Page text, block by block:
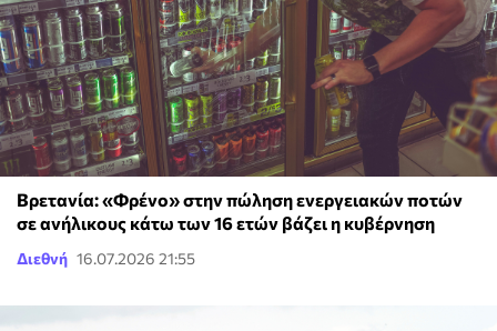
Βρετανία: «Φρένο» στην πώληση ενεργειακών ποτών
σε ανήλικους κάτω των 16 ετών βάζει η κυβέρνηση
Διεθνή 16.07.2026 21:55